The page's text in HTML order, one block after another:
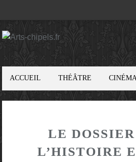
ACCUEIL THÉÂTRE
LE
L’HISTOIRE